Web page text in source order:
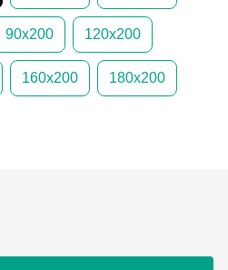
90х200 120х200
160х200 180х200